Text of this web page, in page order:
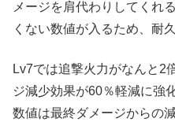
メージを肩代わりしてくれ
くない数値が入るため、耐
Lv7では追撃火力がなんと2
ジ減少効果が60％軽減に強
数値は最終ダメージからの